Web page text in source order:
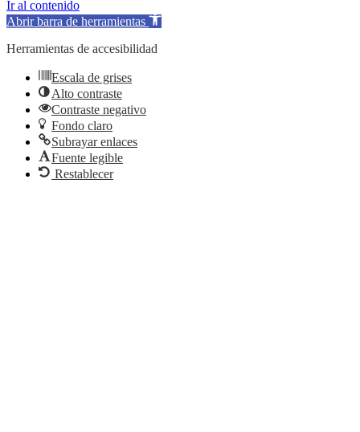
Ir al contenido
Abrir barra de herramientas
Herramientas de accesibilidad
Escala de grises
Alto contraste
Contraste negativo
Fondo claro
Subrayar enlaces
Fuente legible
Restablecer